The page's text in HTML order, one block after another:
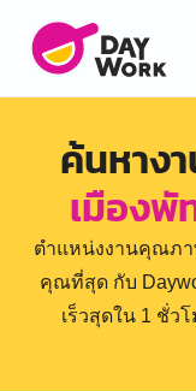
ค้นหาง
เมืองพั
ตำแหน่งงานคุณภ
คุณที่สุด กับ
เร็วสุดใน 1 ชั่ว